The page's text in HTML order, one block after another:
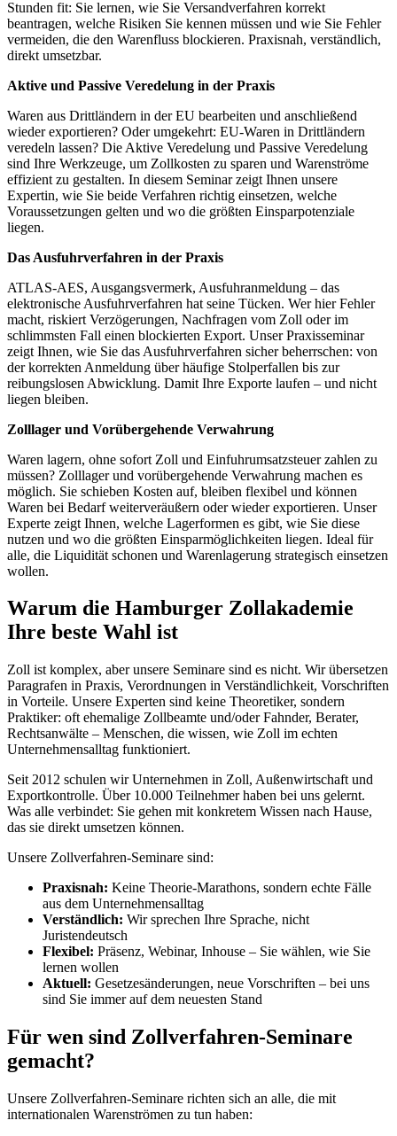
Stunden fit: Sie lernen, wie Sie Versandverfahren korrekt
beantragen, welche Risiken Sie kennen müssen und wie Sie Fehler
vermeiden, die den Warenfluss blockieren. Praxisnah, verständlich,
direkt umsetzbar.
Aktive und Passive Veredelung in der Praxis
Waren aus Drittländern in der EU bearbeiten und anschließend
wieder exportieren? Oder umgekehrt: EU-Waren in Drittländern
veredeln lassen? Die Aktive Veredelung und Passive Veredelung
sind Ihre Werkzeuge, um Zollkosten zu sparen und Warenströme
effizient zu gestalten. In diesem Seminar zeigt Ihnen unsere
Expertin, wie Sie beide Verfahren richtig einsetzen, welche
Voraussetzungen gelten und wo die größten Einsparpotenziale
liegen.
Das Ausfuhrverfahren in der Praxis
ATLAS-AES, Ausgangsvermerk, Ausfuhranmeldung – das
elektronische Ausfuhrverfahren hat seine Tücken. Wer hier Fehler
macht, riskiert Verzögerungen, Nachfragen vom Zoll oder im
schlimmsten Fall einen blockierten Export. Unser Praxisseminar
zeigt Ihnen, wie Sie das Ausfuhrverfahren sicher beherrschen: von
der korrekten Anmeldung über häufige Stolperfallen bis zur
reibungslosen Abwicklung. Damit Ihre Exporte laufen – und nicht
liegen bleiben.
Zolllager und Vorübergehende Verwahrung
Waren lagern, ohne sofort Zoll und Einfuhrumsatzsteuer zahlen zu
müssen? Zolllager und vorübergehende Verwahrung machen es
möglich. Sie schieben Kosten auf, bleiben flexibel und können
Waren bei Bedarf weiterveräußern oder wieder exportieren. Unser
Experte zeigt Ihnen, welche Lagerformen es gibt, wie Sie diese
nutzen und wo die größten Einsparmöglichkeiten liegen. Ideal für
alle, die Liquidität schonen und Warenlagerung strategisch einsetzen
wollen.
Warum die Hamburger Zollakademie
Ihre beste Wahl ist
Zoll ist komplex, aber unsere Seminare sind es nicht. Wir übersetzen
Paragrafen in Praxis, Verordnungen in Verständlichkeit, Vorschriften
in Vorteile. Unsere Experten sind keine Theoretiker, sondern
Praktiker: oft ehemalige Zollbeamte und/oder Fahnder, Berater,
Rechtsanwälte – Menschen, die wissen, wie Zoll im echten
Unternehmensalltag funktioniert.
Seit 2012 schulen wir Unternehmen in Zoll, Außenwirtschaft und
Exportkontrolle. Über 10.000 Teilnehmer haben bei uns gelernt.
Was alle verbindet: Sie gehen mit konkretem Wissen nach Hause,
das sie direkt umsetzen können.
Unsere Zollverfahren-Seminare sind:
Praxisnah: Keine Theorie-Marathons, sondern echte Fälle
aus dem Unternehmensalltag
Verständlich: Wir sprechen Ihre Sprache, nicht
Juristendeutsch
Flexibel: Präsenz, Webinar, Inhouse – Sie wählen, wie Sie
lernen wollen
Aktuell: Gesetzesänderungen, neue Vorschriften – bei uns
sind Sie immer auf dem neuesten Stand
Für wen sind Zollverfahren-Seminare
gemacht?
Unsere Zollverfahren-Seminare richten sich an alle, die mit
internationalen Warenströmen zu tun haben: